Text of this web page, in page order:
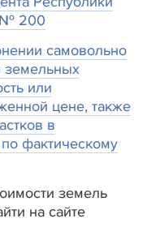
№ 200
самовольно
земельных
или
цене, также
в
фактическому
земель
на сайте